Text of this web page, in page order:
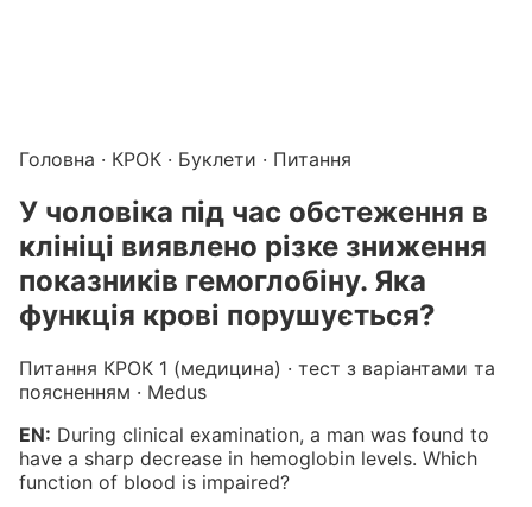
Головна · КРОК · Буклети · Питання
У чоловіка під час обстеження в
клініці виявлено різке зниження
показників гемоглобіну. Яка
функція крові порушується?
Питання КРОК 1 (медицина) · тест з варіантами та
поясненням · Medus
EN: During clinical examination, a man was found to
have a sharp decrease in hemoglobin levels. Which
function of blood is impaired?